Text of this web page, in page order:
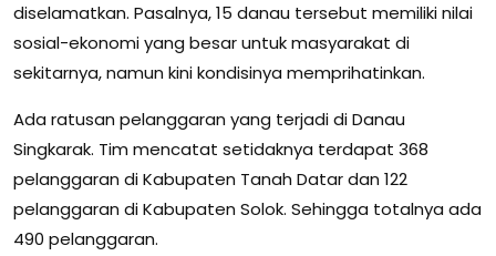
diselamatkan. Pasalnya, 15 danau tersebut memiliki nilai
sosial-ekonomi yang besar untuk masyarakat di
sekitarnya, namun kini kondisinya memprihatinkan.
Ada ratusan pelanggaran yang terjadi di Danau
Singkarak. Tim mencatat setidaknya terdapat 368
pelanggaran di Kabupaten Tanah Datar dan 122
pelanggaran di Kabupaten Solok. Sehingga totalnya ada
490 pelanggaran.